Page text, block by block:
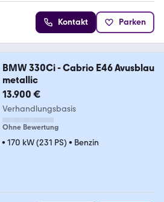
Kontakt Parken
BMW 330Ci - Cabrio E46 Avusblau
metallic
13.900 €
Verhandlungsbasis
Ohne Bewertung
• 170 kW (231 PS) • Benzin